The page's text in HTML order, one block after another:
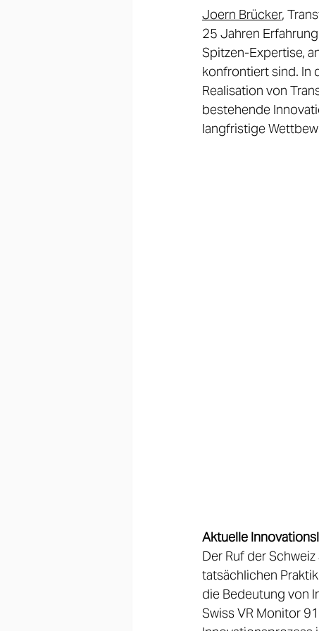
Joern Brücker,
25 Jahren
Spitzen-Expertise,
konfrontiert sind. In
Realisation von
bestehende
langfristige
Aktuelle
Der Ruf der
tatsächlichen
die Bedeutung von
Swiss VR Monitor